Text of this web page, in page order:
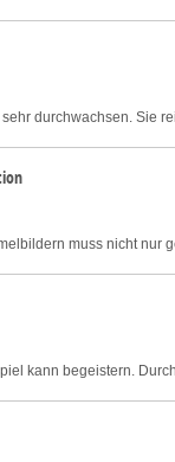
durchwachsen. Sie
muss nicht
kann begeistern.